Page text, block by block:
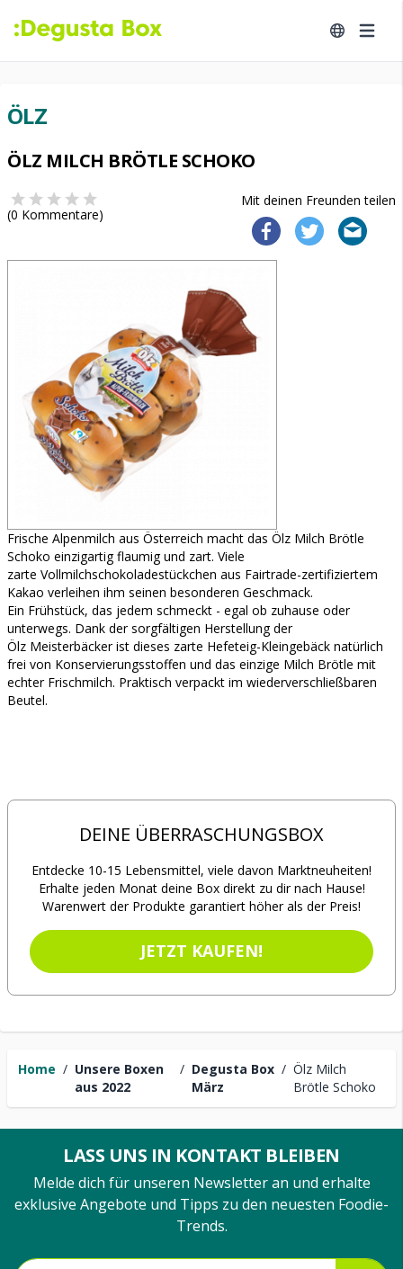
Home / Unsere Boxen
aus 2022
/ Degusta Box
März
/ Ölz Milch
Brötle Schoko
ÖLZ
ÖLZ MILCH BRÖTLE SCHOKO
Mit deinen Freunden teilen
(0 Kommentare)
Frische Alpenmilch aus Österreich macht das Ölz Milch Brötle
Schoko einzigartig flaumig und zart. Viele
zarte Vollmilchschokoladestückchen aus Fairtrade-zertifiziertem
Kakao verleihen ihm seinen besonderen Geschmack.
Ein Frühstück, das jedem schmeckt - egal ob zuhause oder
unterwegs. Dank der sorgfältigen Herstellung der
Ölz Meisterbäcker ist dieses zarte Hefeteig-Kleingebäck natürlich
frei von Konservierungsstoffen und das einzige Milch Brötle mit
echter Frischmilch. Praktisch verpackt im wiederverschließbaren
Beutel.
DEINE ÜBERRASCHUNGSBOX
Entdecke 10-15 Lebensmittel, viele davon Marktneuheiten!
Erhalte jeden Monat deine Box direkt zu dir nach Hause!
Warenwert der Produkte garantiert höher als der Preis!
JETZT KAUFEN!
LASS UNS IN KONTAKT BLEIBEN
Melde dich für unseren Newsletter an und erhalte
exklusive Angebote und Tipps zu den neuesten Foodie-
Trends.